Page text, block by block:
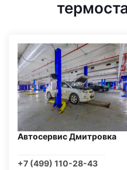
Автосервис Дмитровка
+7 (499) 110-28-43